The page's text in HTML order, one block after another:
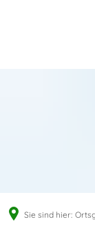
Sie sind hier: